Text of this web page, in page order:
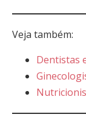
Veja também:
Dentistas